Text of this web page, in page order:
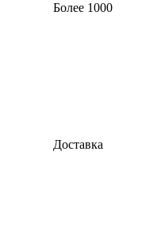
Более 1000
Доставка